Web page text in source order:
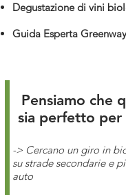
Degustazione di vini
Guida Esperta
Pensiamo che
sia perfetto per
-> Cercano un giro in
su strade secondarie e
auto